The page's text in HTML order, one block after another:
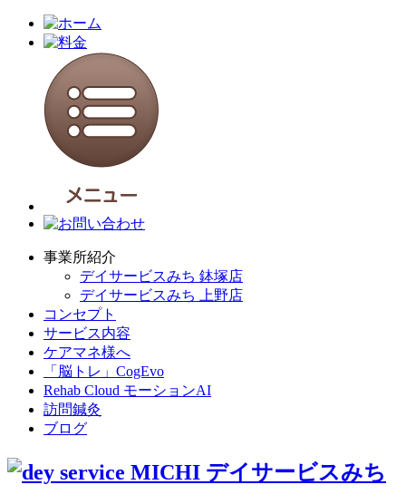
事業所紹介
デイサービスみち 鉢塚店
デイサービスみち 上野店
コンセプト
サービス内容
ケアマネ様へ
「脳トレ」CogEvo
Rehab Cloud モーションAI
訪問鍼灸
ブログ